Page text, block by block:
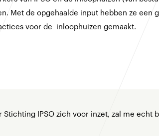
Met de opgehaalde input hebben ze een
voor de inloophuizen gemaakt.
IPSO zich voor inzet, zal me echt